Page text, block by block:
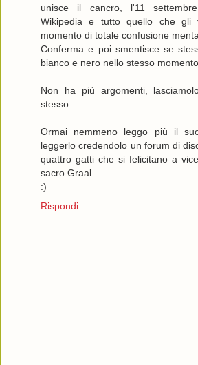
unisce il cancro, l'11
Wikipedia e tutto quello che
momento di totale confusione
Conferma e poi smentisce se
bianco e nero nello stesso
Non ha più argomenti,
stesso.
Ormai nemmeno leggo più il
leggerlo credendolo un forum di
quattro gatti che si felicitano a
sacro Graal.
:)
Rispondi